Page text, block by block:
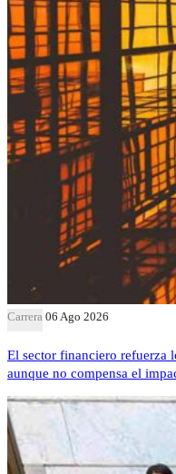
Carrera 06 Ago 2026
El sector financiero refuerza
aunque no compensa el